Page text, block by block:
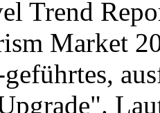
Trend
Market